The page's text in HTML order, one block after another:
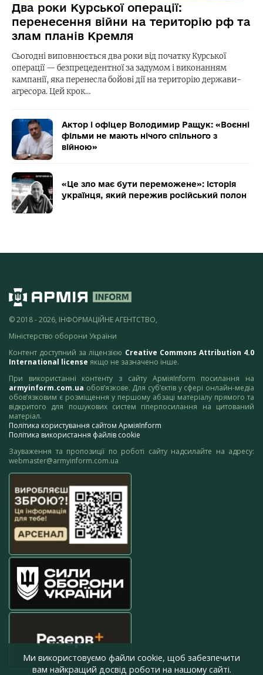
Два роки Курської операції:
перенесення війни на територію рф та
злам планів Кремля
Сьогодні виповнюється два роки від початку Курської
операції — безпрецедентної за задумом і виконанням
кампанії, яка перенесла бойові дії на територію держави-
агресора. Цей крок…
Актор і офіцер Володимир Ращук: «Воєнні
фільми не мають нічого спільного з
війною»
«Це зло має бути переможене»: історія
українця, який пережив російський полон
© 2018 - 2026, ІНФОРМАЦІЙНЕ АГЕНТСТВО,
Міністерство оборони України
Контент доступний за ліцензією Creative Commons Attribution 4.0
International license якщо не зазначено інше.
При використанні контенту з сайту АрміяInform посилання на
armyinform.com.ua обов’язкове. Для суб’єктів у сфері онлайн-медіа
обов’язковим є розміщення у першому абзаці матеріалу прямого та
відкритого для пошукових систем гіперпосилання на цитований
матеріал.
Політика користування сайтом АрміяInform
Політика використання файлів cookie
Зауваження та пропозиції по роботі сайту надсилайте на адресу:
webmaster@armyinform.com.ua
Ми використовуємо файли cookie, щоб забезпечити
вам найкращий досвід роботи на нашому сайті.